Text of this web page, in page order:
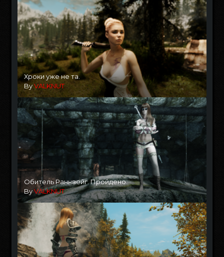
Хроки уже не та.
ByVALKNUT
Обитель Раннвейг. Пройдено.
ByVALKNUT